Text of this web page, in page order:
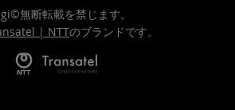
無断転載を禁じます。
| NTTのブランドです。